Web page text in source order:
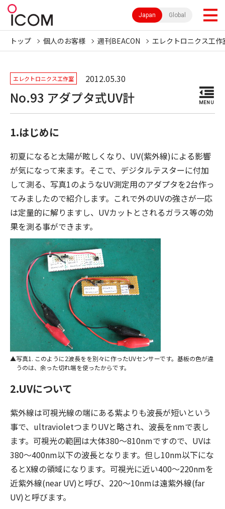
Japan Global
トップ 個人のお客様 週刊BEACON エレクトロニクス工作
エレクトロニクス工作室 2012.05.30
No.93 アダプタ式UV計 MENU
1.はじめに
初夏になると太陽が眩しくなり、UV(紫外線)による影響
が気になって来ます。そこで、デジタルテスターに付加
して測る、写真1のようなUV測定用のアダプタを2台作っ
てみましたので紹介します。これで外のUVの強さが一応
は定量的に解りますし、UVカットとされるガラス等の効
果を測る事ができます。
写真1. このように2波長をを別々に作ったUVセンサーです。基板の色が違
うのは、余った切れ端を使ったからです。
2.UVについて
紫外線は可視光線の端にある紫よりも波長が短いという
事で、ultravioletつまりUVと略され、波長をnmで表し
ます。可視光の範囲は大体380〜810nmですので、UVは
380〜400nm以下の波長となります。但し10nm以下にな
るとX線の領域になります。可視光に近い400〜220nmを
近紫外線(near UV)と呼び、220〜10nmは遠紫外線(far
UV)と呼びます。